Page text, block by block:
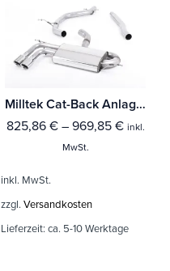
Milltek Cat-Back Anlage Audi A3 1.8 TSI 2WD 3-Türer
825,86 €– 969,85 € inkl.
MwSt.
inkl. MwSt.
zzgl. Versandkosten
Lieferzeit: ca. 5-10 Werktage